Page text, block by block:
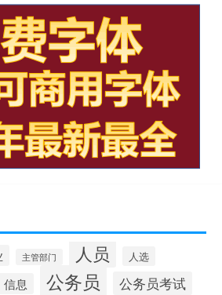
主管部门 人员 人选
信息 公务员 公务员考试